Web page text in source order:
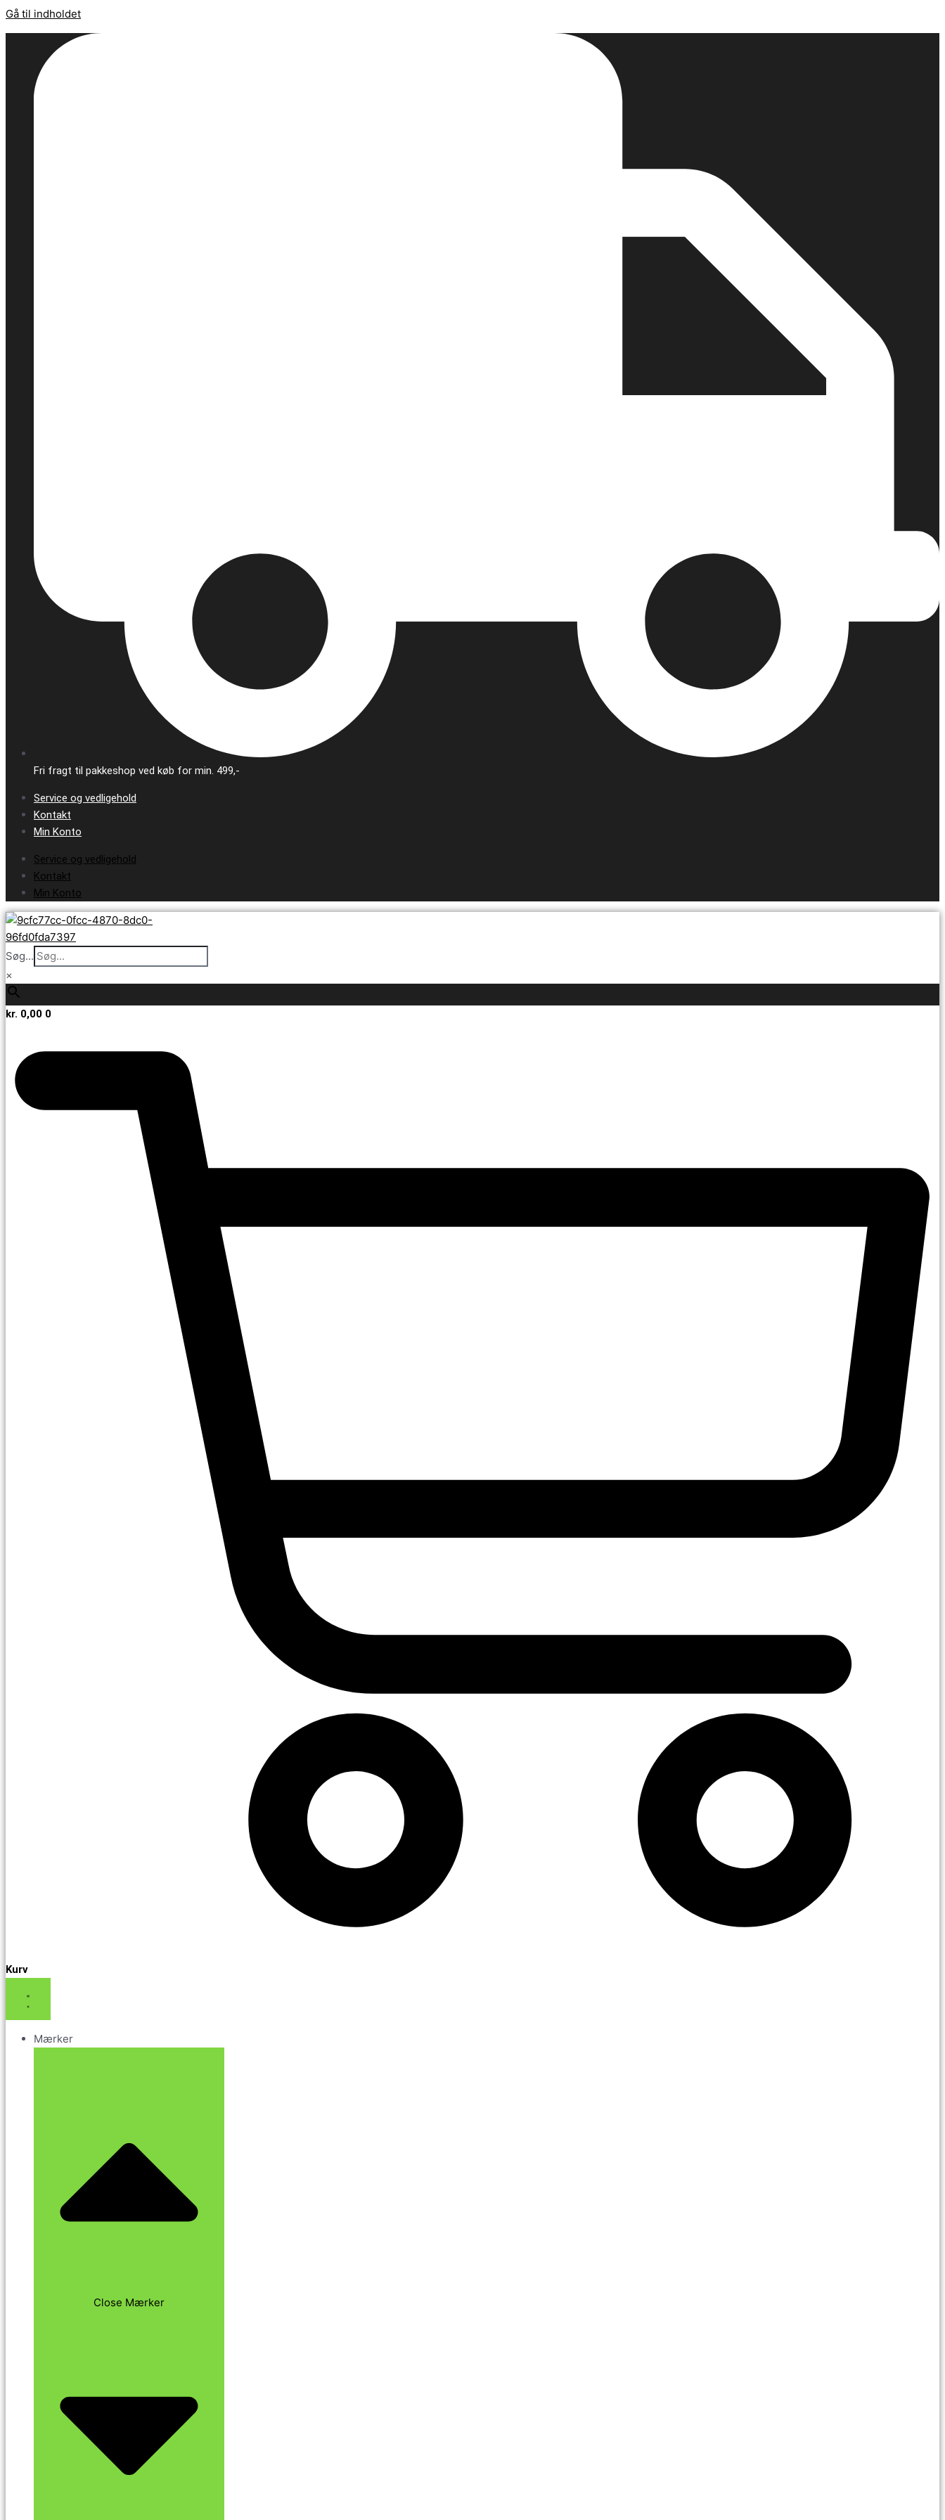
Gå til indholdet
Fri fragt til pakkeshop ved køb for min. 499,-
Service og vedligehold
Kontakt
Min Konto
Service og vedligehold
Kontakt
Min Konto
Søg...
×
kr. 0,00 0
Kurv
Mærker
Close Mærker